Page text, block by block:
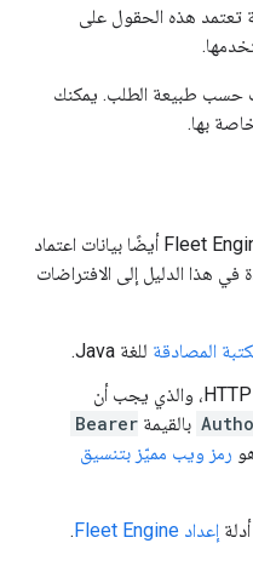
تعتمد هذه الحقول على
حسب طبيعة الطلب. يمكنك
بها.
يجب أن تتضمّن الطلبات المُرسَلة إلى Fleet Engine أيضًا بيانات اعتماد
في هذا الدليل إلى الافتراضات
المصادقة للغة Java.
توضّح أمثلة REST عنوان طلب HTTP، والذي يجب أن
بالقيمة Bearer
رمز ويب مميّز بتنسيق
إعداد Fleet Engine .